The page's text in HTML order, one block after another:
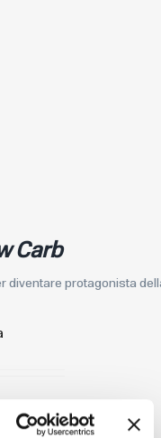
Carb
diventare protagonista
della
alimentari